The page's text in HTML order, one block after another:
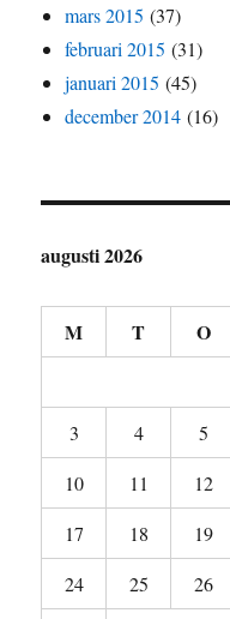
mars 2015 (37)
februari 2015 (31)
januari 2015 (45)
december 2014 (16)
augusti 2026
M T O
3
4 5
10
11 12
17
18 19
24
25 26